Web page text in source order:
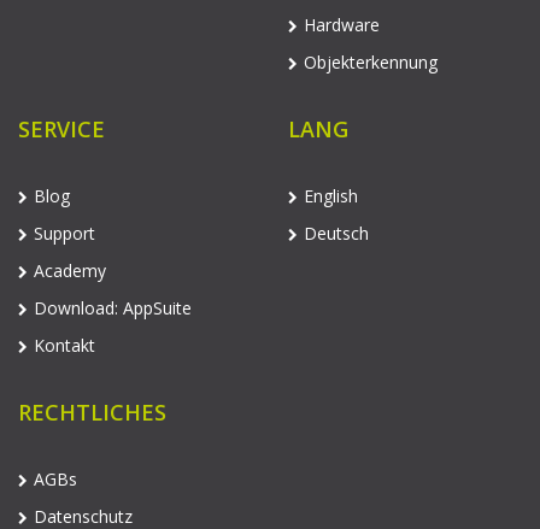
Hardware
Objekterkennung
SERVICE
Blog
Support
Academy
Download: AppSuite
Kontakt
LANG
English
Deutsch
RECHTLICHES
AGBs
Datenschutz